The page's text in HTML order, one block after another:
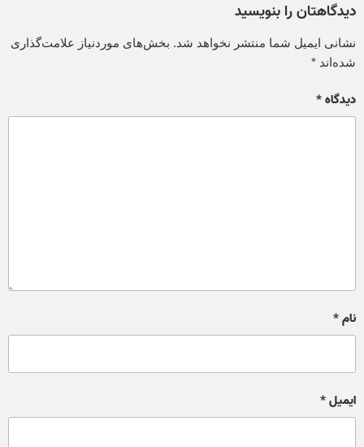
دیدگاهتان را بنویسید
نشانی ایمیل شما منتشر نخواهد شد. بخش‌های موردنیاز علامت‌گذاری
شده‌اند*
دیدگاه*
نام*
ایمیل*